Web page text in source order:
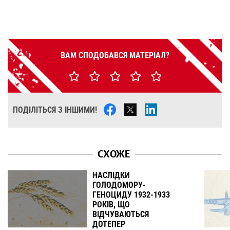
ВАМ СПОДОБАВСЯ МАТЕРІАЛ?
ПОДІЛІТЬСЯ З ІНШИМИ!
СХОЖЕ
НАСЛІДКИ
ГОЛОДОМОРУ-
ГЕНОЦИДУ 1932-1933
РОКІВ, ЩО
ВІДЧУВАЮТЬСЯ
ДОТЕПЕР